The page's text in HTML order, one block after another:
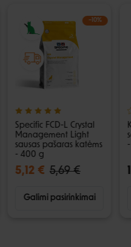
−10%
Specific FCD-L Crystal
Management Light
sausas pašaras katėms
- 400 g
5,12 € 5,69 €
Galimi pasirinkimai